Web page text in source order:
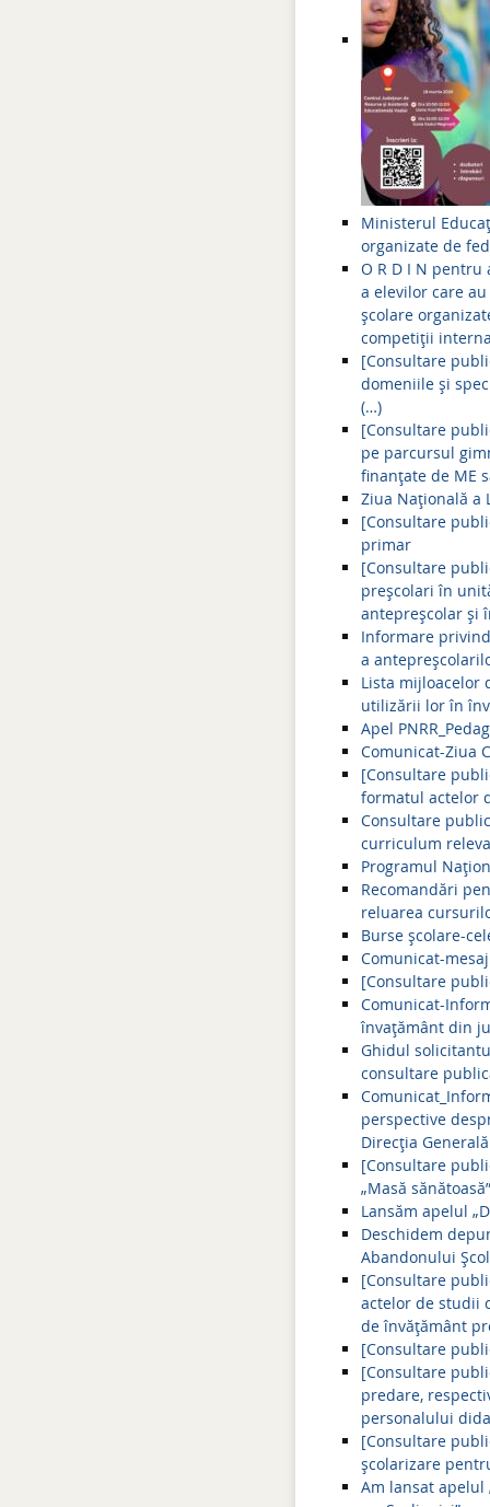
Ministerul
organizate de
O R D I N
a elevilor care
școlare
competiții
[Consultare
domeniile şi
(…)
[Consultare
pe parcursul
finanțate de ME
Ziua Națională a
[Consultare
primar
[Consultare
preșcolari în
antepreșcolar și
Informare
a
Lista mijloacelor
utilizării lor în
Apel
Comunicat-Ziua
[Consultare
formatul actelor
Consultare
curriculum
Programul
Recomandări
reluarea
Burse școlare-
Comunicat-
[Consultare
Comunicat-
învațământ din
Ghidul
consultare
perspective
Direcția
[Consultare
„Masă sănătoasă”
Lansăm apelul
Deschidem
Abandonului
[Consultare
actelor de studii
de învăţământ
[Consultare
[Consultare
predare,
personalului
[Consultare
școlarizare
Am lansat apelul